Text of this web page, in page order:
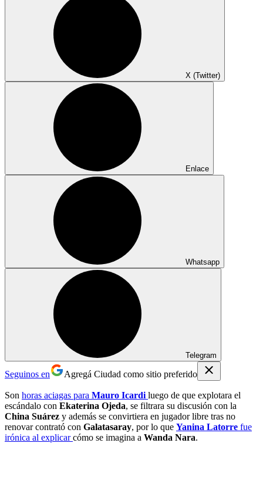
X (Twitter)
Enlace
Whatsapp
Telegram
Seguinos en Agregá Ciudad como sitio preferido
Son horas aciagas para Mauro Icardi luego de que explotara el
escándalo con Ekaterina Ojeda, se filtrara su discusión con la
China Suárez y además se convirtiera en jugador libre tras no
renovar contrató con Galatasaray, por lo que Yanina Latorre fue
irónica al explicarcómo se imagina a Wanda Nara.